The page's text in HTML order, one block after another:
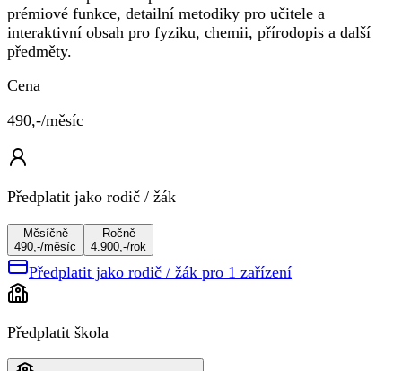
prémiové funkce, detailní metodiky pro učitele a
interaktivní obsah pro fyziku, chemii, přírodopis a další
předměty.
Cena
490,-/měsíc
Předplatit jako rodič / žák
Měsíčně
490,-/měsíc
Ročně
4.900,-/rok
Předplatit jako rodič / žák pro 1 zařízení
Předplatit škola